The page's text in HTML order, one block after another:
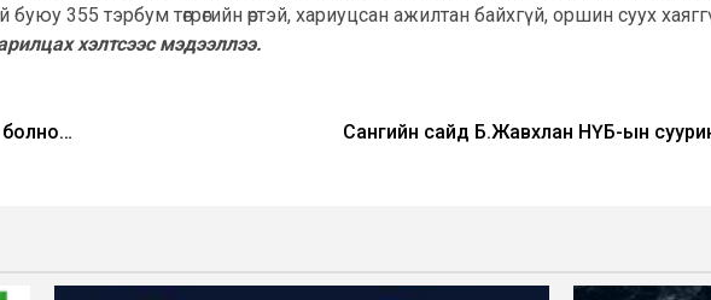
355 тэрбум төгрөгийн өртэй, хариуцсан ажилтан байхгүй, оршин суух
хэлтсээс мэдээллээ.
болно…
Сангийн сайд Б.Жавхлан НҮБ-ын